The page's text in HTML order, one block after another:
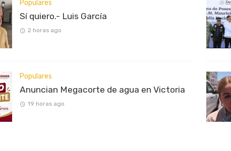
Populares
Sí quiero.- Luis García
2 horas ago
Populares
Anuncian Megacorte de agua en Victoria
19 horas ago